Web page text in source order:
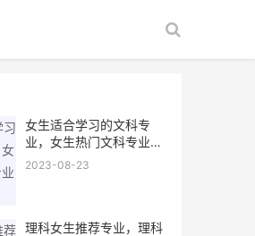
女生适合学习的文科专
业，女生热门文科专业排
行榜
2023-08-23
理科女生推荐专业，理科